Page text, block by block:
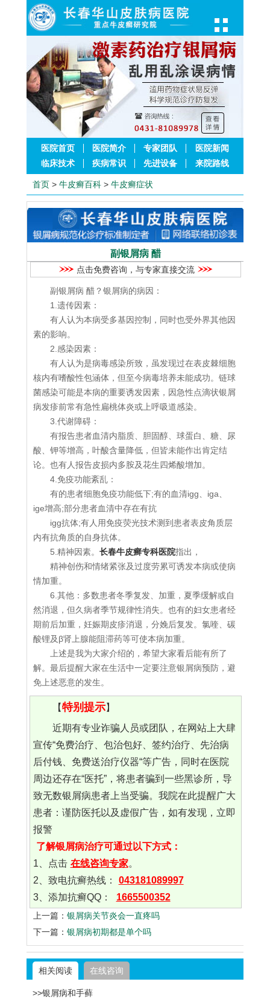
医院首页 医院简介 专家团队
医院新闻
临床技术
疾病常识 先进设备 来院路线
首页 > 牛皮癣百科 > 牛皮癣症状
副银屑病 醋
点击免费咨询，与专家直接交流
副银屑病 醋？银屑病的病因：
1.遗传因素：
有人认为本病受多基因控制，同时也受外界其他因
素的影响。
2.感染因素：
有人认为是病毒感染所致，虽发现过在表皮棘细胞
核内有嗜酸性包涵体，但至今病毒培养未能成功。链球
菌感染可能是本病的重要诱发因素，因急性点滴状银屑
病发疹前常有急性扁桃体炎或上呼吸道感染。
3.代谢障碍：
有报告患者血清内脂质、胆固醇、球蛋白、糖、尿
酸、钾等增高，叶酸含量降低，但皆未能作出肯定结
论。也有人报告皮损内多胺及花生四烯酸增加。
4.免疫功能紊乱：
有的患者细胞免疫功能低下;有的血清igg、iga、
ige增高;部分患者血清中存在有抗
igg抗体;有人用免疫荧光技术测到患者表皮角质层
内有抗角质的自身抗体。
5.精神因素。 长春牛皮癣专科医院指出，
精神创伤和情绪紧张及过度劳累可诱发本病或使病
情加重。
6.其他：多数患者冬季复发、加重，夏季缓解或自
然消退，但久病者季节规律性消失。也有的妇女患者经
期前后加重，妊娠期皮疹消退，分娩后复发。氯喹、碳
酸锂及β肾上腺能阻滞药等可使本病加重。
上述是我为大家介绍的，希望大家看后能有所了
解。最后提醒大家在生活中一定要注意银屑病预防，避
免上述恶意的发生。
【特别提示】
近期有专业诈骗人员或团队，在网站上大肆
宣传“免费治疗、包治包好、签约治疗、先治病
后付钱、免费送治疗仪器“等广告，同时在医院
周边还存在“医托”，将患者骗到一些黑诊所，导
致无数银屑病患者上当受骗。我院在此提醒广大
患者：谨防医托以及虚假广告，如有发现，立即
报警
了解银屑病治疗可通过以下方式：
1、点击 在线咨询专家。
2、致电抗癣热线：
043181089997
3、添加抗癣QQ：
1665500352
上一篇： 银屑病关节炎会一直疼吗
下一篇： 银屑病初期都是单个吗
相关阅读 在线咨询
>>银屑病和手藓